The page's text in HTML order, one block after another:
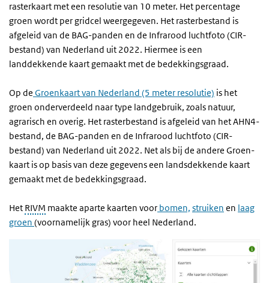
rasterkaart met een resolutie van 10 meter. Het percentage
groen wordt per gridcel weergegeven. Het rasterbestand is
afgeleid van de BAG-panden en de Infrarood luchtfoto (CIR-
bestand) van Nederland uit 2022. Hiermee is een
landdekkende kaart gemaakt met de bedekkingsgraad.
Op de Groenkaart van Nederland (5 meter resolutie) is het
groen onderverdeeld naar type landgebruik, zoals natuur,
agrarisch en overig. Het rasterbestand is afgeleid van het AHN4-
bestand, de BAG-panden en de Infrarood luchtfoto (CIR-
bestand) van Nederland uit 2022. Net als bij de andere Groen-
kaart is op basis van deze gegevens een landsdekkende kaart
gemaakt met de bedekkingsgraad.
Het RIVM maakte aparte kaarten voor bomen, struiken en laag
groen (voornamelijk gras) voor heel Nederland.